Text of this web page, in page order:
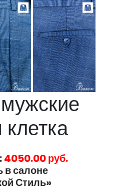
4050.00 руб.
в салоне
Стиль»